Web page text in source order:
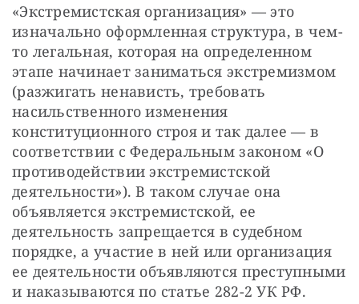
«Экстремистская организация» — это
изначально оформленная структура, в чем-
то легальная, которая на определенном
этапе начинает заниматься экстремизмом
(разжигать ненависть, требовать
насильственного изменения
конституционного строя и так далее — в
соответствии с Федеральным законом «О
противодействии экстремистской
деятельности»). В таком случае она
объявляется экстремистской, ее
деятельность запрещается в судебном
порядке, а участие в ней или организация
ее деятельности объявляются преступными
и наказываются по статье 282-2 УК РФ.